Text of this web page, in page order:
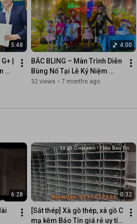
5:48
|
4:00
BẮC BLING – Màn Trình Diễn
Bùng Nổ Tại Lễ Kỷ Niệm
Thép Bảo Tín | Nam Thông &
32 views • 7 months ago
6:28 0:32
[Sắt thép] Xà gồ thép, xà gồ C
mạ kẽm Bảo Tín giá rẻ uy tín